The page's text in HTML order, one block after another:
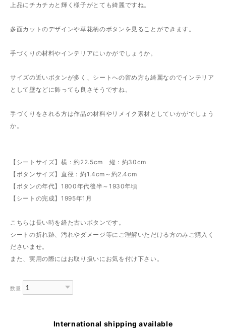
上品にチカチカと輝く様子がとても綺麗ですね。
多面カットのデザインや草花柄のボタンを見ることができます。
手づくりの材料やインテリアにいかがでしょうか。
サイズの近いボタンが多く、シートへの留め方も綺麗なのでインテリア
として壁などに飾っても良さそうですね。
手づくりをされる方は作品の材料やリメイク素材としていかがでしょう
か。
【シートサイズ】横：約22.5cm 縦：約30cm
【ボタンサイズ】直径：約1.4cm～約2.4cm
【ボタンの年代】1800年代後半～1930年頃
【シートの完成】1995年1月
こちらは長い時を経た古いボタンです。
シートの折れ跡、汚れやダメージ等にご理解いただける方のみご購入く
ださいませ。
また、実用の際にはお取り扱いにお気を付け下さい。
数量
International shipping available